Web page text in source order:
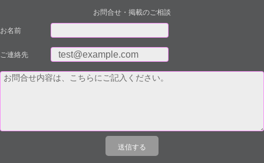
お問合せ・掲載のご相談
お名前
ご連絡先